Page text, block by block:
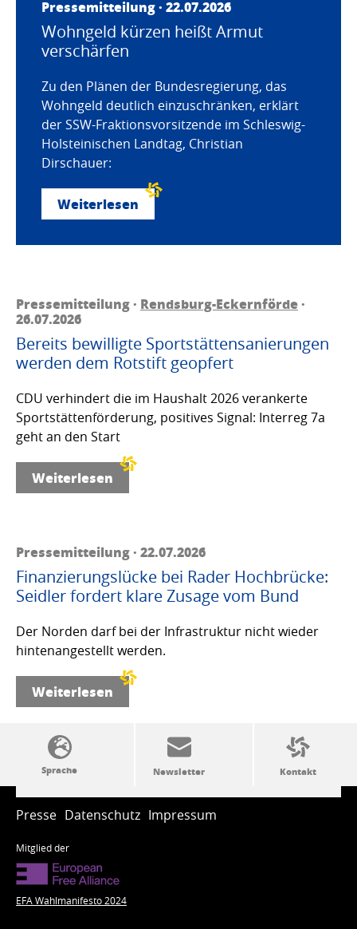
Pressemitteilung · 22.07.2026
Wohngeld kürzen heißt Armut
verschärfen
Zu den Plänen der Bundesregierung, das
Wohngeld deutlich einzuschränken, erklärt
der SSW-Fraktionsvorsitzende im Schleswig-
Holsteinischen Landtag, Christian
Dirschauer:
Weiterlesen
Pressemitteilung · Rendsburg-Eckernförde·
26.07.2026
Bereits bewilligte Sportstättensanierungen
werden dem Rotstift geopfert
CDU verhindert die im Haushalt 2026 verankerte
Sportstättenförderung, positives Signal: Interreg 7a
geht an den Start
Weiterlesen
Pressemitteilung · 22.07.2026
Finanzierungslücke bei Rader Hochbrücke:
Seidler fordert klare Zusage vom Bund
Der Norden darf bei der Infrastruktur nicht wieder
hintenangestellt werden.
Weiterlesen
SSW-Politik von A bis Z
Presse Datenschutz Impressum
Mitglied der
EFA Wahlmanifesto 2024